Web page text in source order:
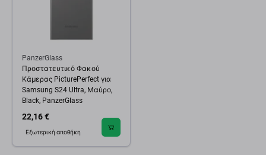
PanzerGlass
Προστατευτικό Φακού
Κάμερας PicturePerfect για
Samsung S24 Ultra, Μαύρο,
Black, PanzerGlass
22,16 €
Εξωτερική αποθήκη